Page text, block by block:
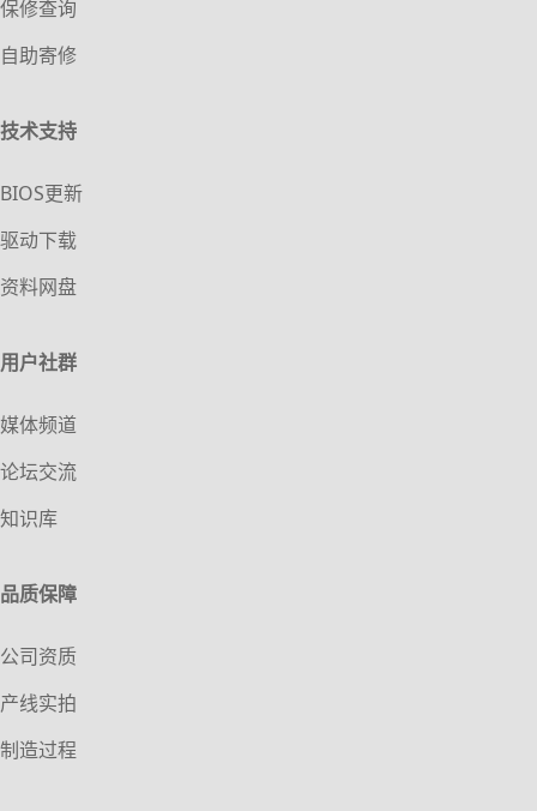
保修查询
自助寄修
技术支持
BIOS更新
驱动下载
资料网盘
用户社群
媒体频道
论坛交流
知识库
品质保障
公司资质
产线实拍
制造过程